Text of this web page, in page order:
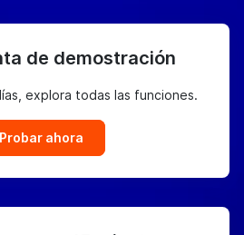
de demostración
explora todas las funciones.
Probar ahora